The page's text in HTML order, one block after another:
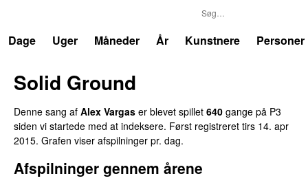
Dage
Uger Måneder År Kunstnere Personer
Solid Ground
Denne sang af Alex Vargas er blevet spillet 640 gange på P3
siden vi startede med at indeksere. Først registreret tirs 14. apr
2015. Grafen viser afspilninger pr. dag.
Afspilninger gennem årene